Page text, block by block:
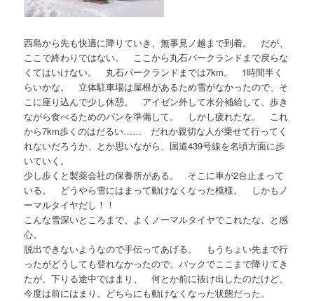
西島から先も快適に降りていき、無事見ノ越まで到着。 だが、
ここで終わりではない。 ここから丸石パークランドまで戻らな
くてはいけない。 丸石パークランドまでは7km。 1時間半く
らいかな。 立体駐車場は屋根があるため雪がなかったので、そ
こに座り込んで少し休憩。 アイゼン外して水分補給して、歩き
ながら食べるためのパンを準備して。 しかし疲れたな。 これ
から7km歩くのはだるい…… だれか親切な人が乗せて行ってく
れないだろうか、とか思いながら、国道439号線を名頃方面に歩
いていく。
少し歩くと製薬会社の保養所がある。 そこに車が2台止まって
いる。 どうやら雪にはまって動けなくなった模様。 しかもノ
ーマルタイヤだし！！
こんな雪深いところまで、よくノーマルタイヤでこれたな、と感
心。
脱出できないようなので手伝ってあげる。 もうちょい先まで行
ったがどうしても登れなかったので、バックでここまで降りてき
たが、下りる途中ではまり、 何とか前に抜け出したのだけど、
今度は前にはまり、どちらにも動けなくなった状態だった。